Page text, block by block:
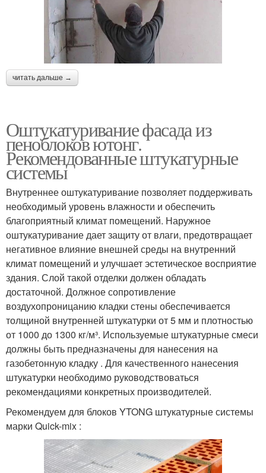
читать дальше →
Оштукатуривание фасада из
пеноблоков ютонг.
Рекомендованные штукатурные
системы
Внутреннее оштукатуривание позволяет поддерживать
необходимый уровень влажности и обеспечить
благоприятный климат помещений. Наружное
оштукатуривание дает защиту от влаги, предотвращает
негативное влияние внешней среды на внутренний
климат помещений и улучшает эстетическое восприятие
здания. Слой такой отделки должен обладать
достаточной. Должное сопротивление
воздухопроницанию кладки стены обеспечивается
толщиной внутренней штукатурки от 5 мм и плотностью
от 1000 до 1300 кг/м³. Используемые штукатурные смеси
должны быть предназначены для нанесения на
газобетонную кладку . Для качественного нанесения
штукатурки необходимо руководствоваться
рекомендациями конкретных производителей.
Рекомендуем для блоков YTONG штукатурные системы
марки Quick-mix :